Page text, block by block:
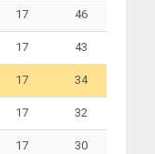
17 46
17 43
17 34
17 32
17 30